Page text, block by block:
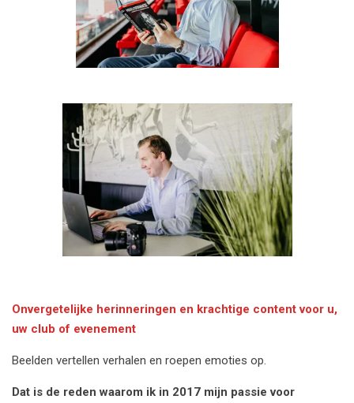
Onvergetelijke herinneringen en krachtige content voor u,
uw club of evenement
Beelden vertellen verhalen en roepen emoties op.
Dat is de reden waarom ik in 2017 mijn passie voor